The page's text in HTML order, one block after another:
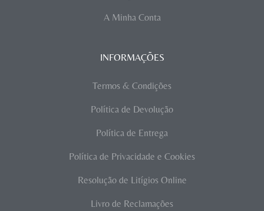
A Minha Conta
INFORMAÇÕES
Termos & Condições
Política de Devolução
Política de Entrega
Política de Privacidade e Cookies
Resolução de Litígios Online
Livro de Reclamações